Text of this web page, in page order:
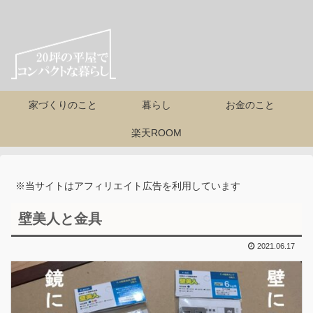
家づくりのこと 暮らし お金のこと
楽天ROOM
※当サイトはアフィリエイト広告を利用しています
壁美人と金具
2021.06.17